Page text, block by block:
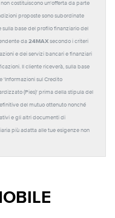
costituiscono un'offerta da parte
proposte sono subordinate
base del profilo finanziario del
da 24MAX secondo i criteri
e dei servizi bancari e finanziari
Il cliente riceverà, sulla base
'Informazioni sul Credito
(Pies)' prima della stipula del
del mutuo ottenuto nonché
e gli altri documenti di
più adatta alle tue esigenze non